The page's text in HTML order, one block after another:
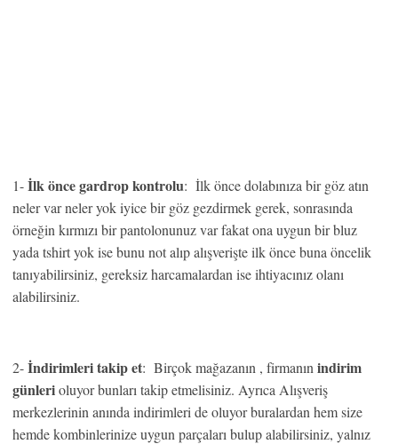
1-İlk önce gardrop kontrolu: İlk önce dolabınıza bir göz atın
neler var neler yok iyice bir göz gezdirmek gerek, sonrasında
örneğin kırmızı bir pantolonunuz var fakat ona uygun bir bluz
yada tshirt yok ise bunu not alıp alışverişte ilk önce buna öncelik
tanıyabilirsiniz, gereksiz harcamalardan ise ihtiyacınız olanı
alabilirsiniz.
2-İndirimleri takip et: Birçok mağazanın , firmanın indirim
günlerioluyor bunları takip etmelisiniz. Ayrıca Alışveriş
merkezlerinin anında indirimleri de oluyor buralardan hem size
hemde kombinlerinize uygun parçaları bulup alabilirsiniz, yalnız